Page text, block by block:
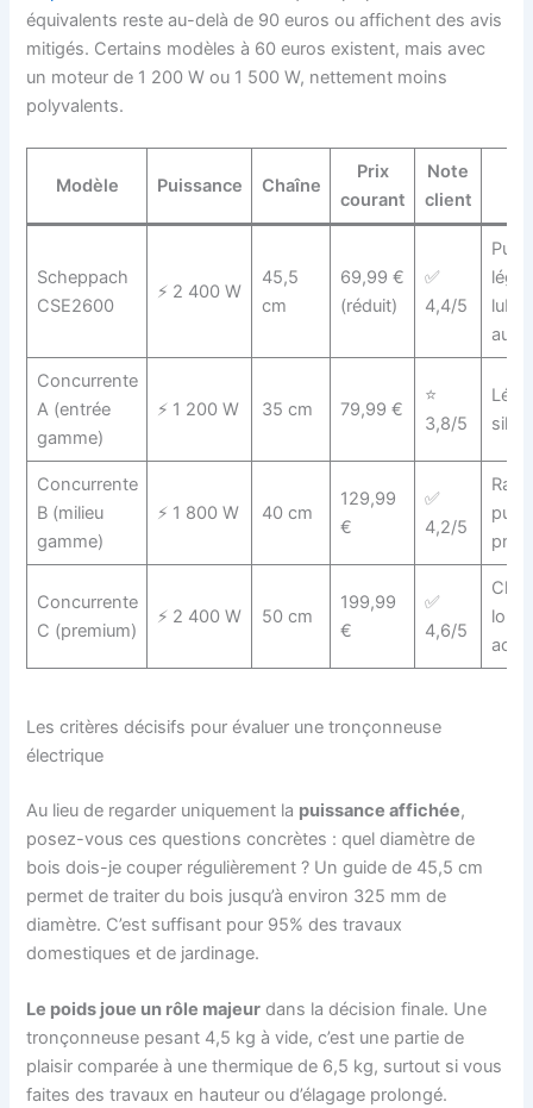
équivalents reste au-delà de 90 euros ou affichent des avis
mitigés. Certains modèles à 60 euros existent, mais avec
un moteur de 1 200 W ou 1 500 W, nettement moins
polyvalents.
Modèle Puissance Chaîne
Prix
courant
Note
client
Scheppach
CSE2600
⚡ 2 400 W
45,5
cm
69,99 €
(réduit)
✅
4,4/5
auto
Concurrente
A (entrée
gamme)
⚡ 1 200 W 35 cm 79,99 €
⭐
3,8/5
Concurrente
B (milieu
gamme)
⚡ 1 800 W 40 cm
129,99
€
✅
4,2/5
prix
Concurrente
C (premium)
⚡ 2 400 W 50 cm
199,99
€
✅
4,6/5
Les critères décisifs pour évaluer une tronçonneuse
électrique
Au lieu de regarder uniquement la puissance affichée,
posez-vous ces questions concrètes : quel diamètre de
bois dois-je couper régulièrement ? Un guide de 45,5 cm
permet de traiter du bois jusqu’à environ 325 mm de
diamètre. C’est suffisant pour 95% des travaux
domestiques et de jardinage.
Le poids joue un rôle majeur dans la décision finale. Une
tronçonneuse pesant 4,5 kg à vide, c’est une partie de
plaisir comparée à une thermique de 6,5 kg, surtout si vous
faites des travaux en hauteur ou d’élagage prolongé.